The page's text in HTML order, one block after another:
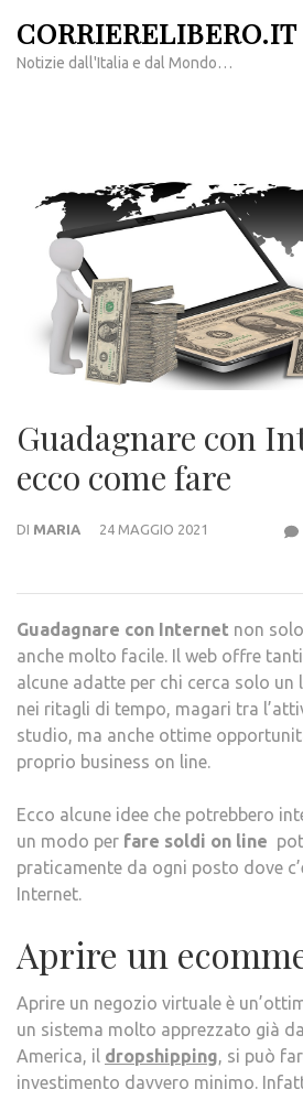
contenuto
CORRIERELIBERO.IT
Notizie dall'Italia e dal Mondo…
Guadagnare con
ecco come fare
DI MARIA 24 MAGGIO 2021
Guadagnare con Internet non
anche molto facile. Il web offre
alcune adatte per chi cerca solo
nei ritagli di tempo, magari tra
studio, ma anche ottime
proprio business on line.
Ecco alcune idee che potrebbero
un modo per fare soldi on line
praticamente da ogni posto dove
Internet.
Aprire un
Aprire un negozio virtuale è
un sistema molto apprezzato già
America, il dropshipping, si può
investimento davvero minimo.